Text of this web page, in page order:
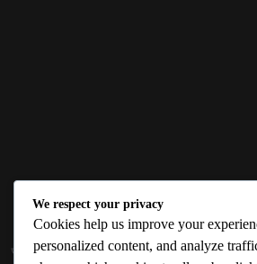
ABOUT US
জ্ঞান বিজ্ঞানের উৎকর্ষ আমাদের প্রভাবিত করে। আলোকিত করে।
We respect your privacy
Cookies help us improve your
personalized content, and analyze